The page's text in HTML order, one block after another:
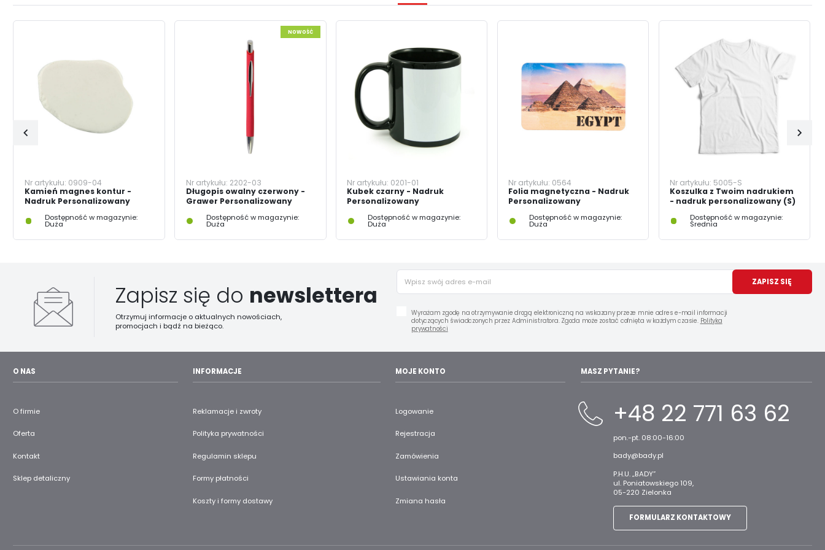
Nr artykułu: 0909-04
Kamień magnes kontur -
Nadruk Personalizowany
Dostępność w magazynie:
Duża
NOWOŚĆ
Nr artykułu: 2202-03
Długopis owalny czerwony -
Grawer Personalizowany
Dostępność w magazynie:
Duża
Nr artykułu: 0201-01
Kubek czarny - Nadruk
Personalizowany
Dostępność w magazynie:
Duża
Nr artykułu: 0564
Folia magnetyczna - Nadruk
Personalizowany
Dostępność w magazynie:
Duża
Nr artykułu: 5005-S
Koszulka z Twoim nadrukiem
- nadruk personalizowany (S)
Dostępność w magazynie:
Średnia
Zapisz się do newslettera
Otrzymuj informacje o aktualnych nowościach,
promocjach i bądź na bieżąco.
ZAPISZ SIĘ
Wyrażam zgodę na otrzymywanie drogą elektroniczną na wskazany przeze mnie adres e-mail informacji
dotyczących świadczonych przez Administratora. Zgoda może zostać cofnięta w każdym czasie. Polityka
prywatności
O NAS
O firmie
Oferta
Kontakt
Sklep detaliczny
INFORMACJE
Reklamacje i zwroty
Polityka prywatności
Regulamin sklepu
Formy płatności
Koszty i formy dostawy
MOJE KONTO
Logowanie
Rejestracja
Zamówienia
Ustawiania konta
Zmiana hasła
MASZ PYTANIE?
+48 22 771 63 62
pon.-pt. 08:00-16:00
bady@bady.pl
P.H.U. „BADY”
ul. Poniatowskiego 109,
05-220 Zielonka
FORMULARZ KONTAKTOWY
charakterze pośredników prezentujących nasze treści w postaci wiadomości, ofert,